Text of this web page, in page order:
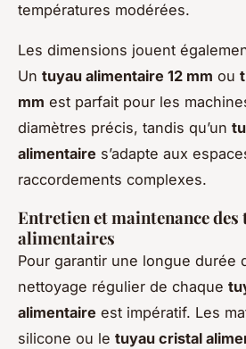
températures modérées.
Les dimensions jouent
Un tuyau alimentaire 12 mm ou
mm est parfait pour les
diamètres précis, tandis qu’un
alimentaire s’adapte aux
raccordements complexes.
Entretien et maintenance des
alimentaires
Pour garantir une longue durée
nettoyage régulier de chaque
alimentaire est impératif. Les
silicone ou le tuyau cristal